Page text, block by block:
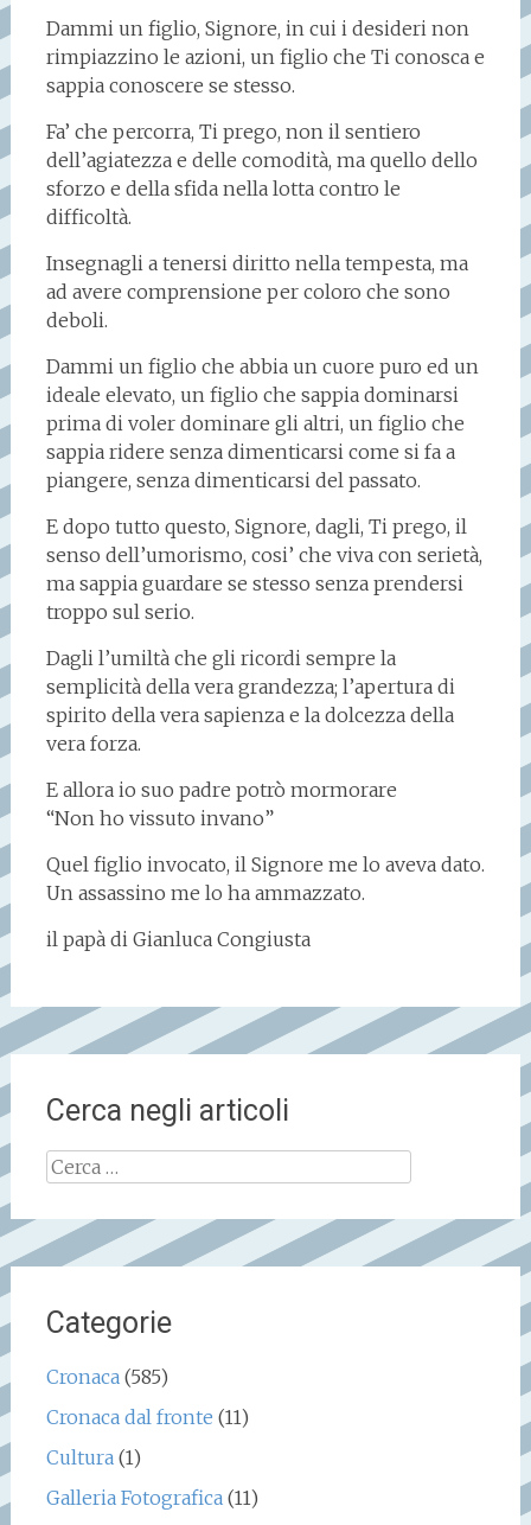
Dammi un figlio, Signore, in cui i desideri non
rimpiazzino le azioni, un figlio che Ti conosca e
sappia conoscere se stesso.
Fa’ che percorra, Ti prego, non il sentiero
dell’agiatezza e delle comodità, ma quello dello
sforzo e della sfida nella lotta contro le
difficoltà.
Insegnagli a tenersi diritto nella tempesta, ma
ad avere comprensione per coloro che sono
deboli.
Dammi un figlio che abbia un cuore puro ed un
ideale elevato, un figlio che sappia dominarsi
prima di voler dominare gli altri, un figlio che
sappia ridere senza dimenticarsi come si fa a
piangere, senza dimenticarsi del passato.
E dopo tutto questo, Signore, dagli, Ti prego, il
senso dell’umorismo, cosi’ che viva con serietà,
ma sappia guardare se stesso senza prendersi
troppo sul serio.
Dagli l’umiltà che gli ricordi sempre la
semplicità della vera grandezza; l’apertura di
spirito della vera sapienza e la dolcezza della
vera forza.
E allora io suo padre potrò mormorare
“Non ho vissuto invano”
Quel figlio invocato, il Signore me lo aveva dato.
Un assassino me lo ha ammazzato.
il papà di Gianluca Congiusta
Cerca negli articoli
Ricerca
Categorie
Cronaca(585)
Cronaca dal fronte (11)
Cultura(1)
Galleria Fotografica(11)